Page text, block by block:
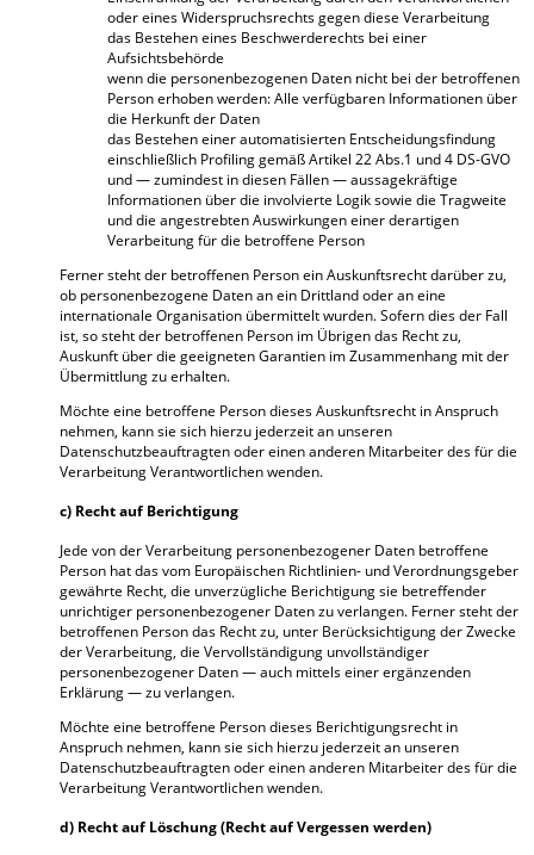
oder eines Widerspruchsrechts gegen diese Verarbeitung
das Bestehen eines Beschwerderechts bei einer
Aufsichtsbehörde
wenn die personenbezogenen Daten nicht bei der betroffenen
Person erhoben werden: Alle verfügbaren Informationen über
die Herkunft der Daten
das Bestehen einer automatisierten Entscheidungsfindung
einschließlich Profiling gemäß Artikel 22 Abs.1 und 4 DS-GVO
und — zumindest in diesen Fällen — aussagekräftige
Informationen über die involvierte Logik sowie die Tragweite
und die angestrebten Auswirkungen einer derartigen
Verarbeitung für die betroffene Person
Ferner steht der betroffenen Person ein Auskunftsrecht darüber zu,
ob personenbezogene Daten an ein Drittland oder an eine
internationale Organisation übermittelt wurden. Sofern dies der Fall
ist, so steht der betroffenen Person im Übrigen das Recht zu,
Auskunft über die geeigneten Garantien im Zusammenhang mit der
Übermittlung zu erhalten.
Möchte eine betroffene Person dieses Auskunftsrecht in Anspruch
nehmen, kann sie sich hierzu jederzeit an unseren
Datenschutzbeauftragten oder einen anderen Mitarbeiter des für die
Verarbeitung Verantwortlichen wenden.
c) Recht auf Berichtigung
Jede von der Verarbeitung personenbezogener Daten betroffene
Person hat das vom Europäischen Richtlinien- und Verordnungsgeber
gewährte Recht, die unverzügliche Berichtigung sie betreffender
unrichtiger personenbezogener Daten zu verlangen. Ferner steht der
betroffenen Person das Recht zu, unter Berücksichtigung der Zwecke
der Verarbeitung, die Vervollständigung unvollständiger
personenbezogener Daten — auch mittels einer ergänzenden
Erklärung — zu verlangen.
Möchte eine betroffene Person dieses Berichtigungsrecht in
Anspruch nehmen, kann sie sich hierzu jederzeit an unseren
Datenschutzbeauftragten oder einen anderen Mitarbeiter des für die
Verarbeitung Verantwortlichen wenden.
d) Recht auf Löschung (Recht auf Vergessen werden)